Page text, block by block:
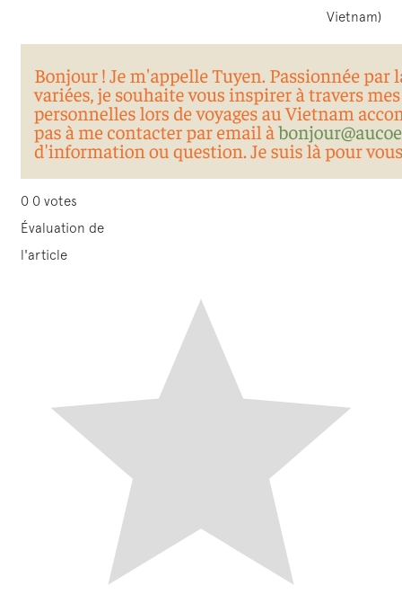
Vietnam)
0 0 votes
Évaluation de
l'article